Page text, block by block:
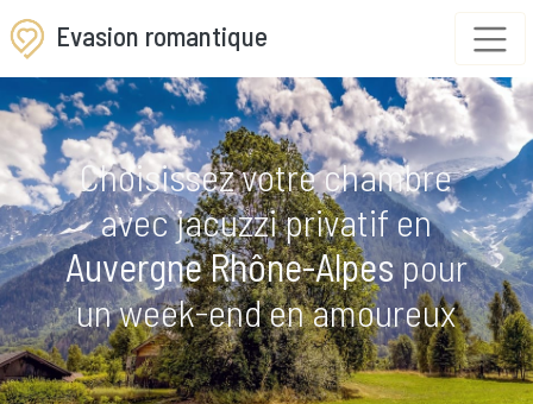
Evasion romantique
Choisissez votre chambre
avec jacuzzi privatif en
Auvergne Rhône-Alpespour
un week-end en amoureux